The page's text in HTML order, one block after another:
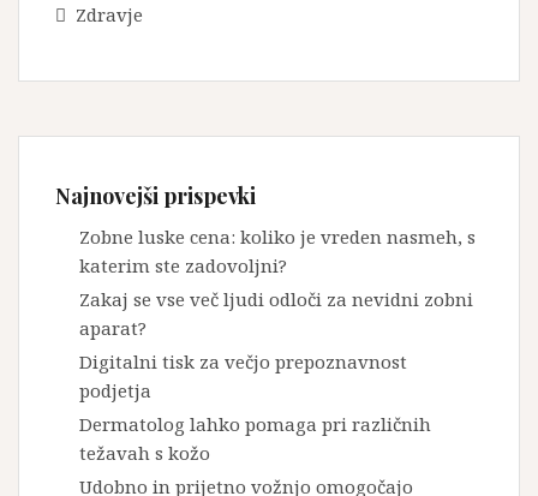
Zdravje
Najnovejši prispevki
Zobne luske cena: koliko je vreden nasmeh, s
katerim ste zadovoljni?
Zakaj se vse več ljudi odloči za nevidni zobni
aparat?
Digitalni tisk za večjo prepoznavnost
podjetja
Dermatolog lahko pomaga pri različnih
težavah s kožo
Udobno in prijetno vožnjo omogočajo